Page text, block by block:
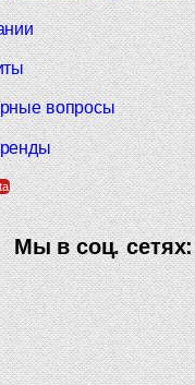
вопросы
Мы в соц. сетях: